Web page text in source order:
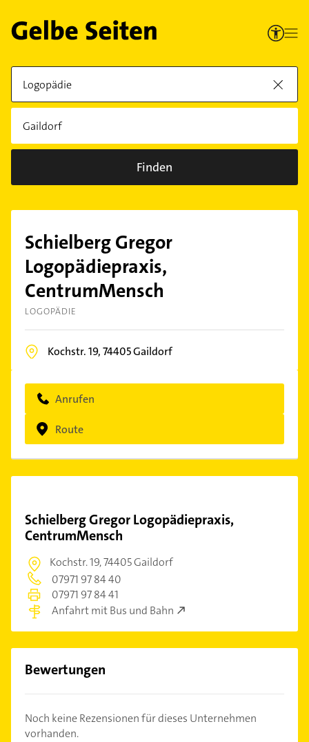
Finden
Schielberg Gregor
Logopädiepraxis,
CentrumMensch
LOGOPÄDIE
Kochstr. 19,74405Gaildorf
Anrufen
Route
Schielberg Gregor Logopädiepraxis,
CentrumMensch
Kochstr. 19,74405 Gaildorf
07971 97 84 40
07971 97 84 41
Anfahrt mit Bus und Bahn
Bewertungen
Noch keine Rezensionen für dieses Unternehmen
vorhanden.